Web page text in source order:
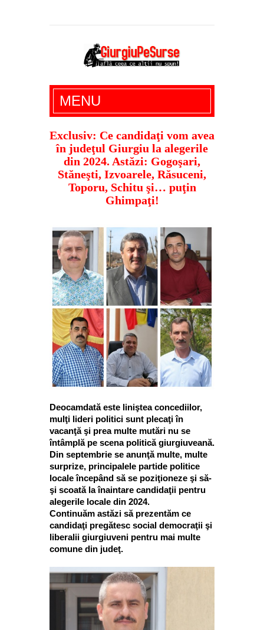
Giurgiu Pe Surse – actualitate giurgiu,
administratie giurgiu, stiri politice, social
economic, editoriale giurgiu, dezvaluiri,
soc, cancan, stiri locale
MENU
Exclusiv: Ce candidaţi vom avea
în judeţul Giurgiu la alegerile
din 2024. Astăzi: Gogoşari,
Stăneşti, Izvoarele, Răsuceni,
Toporu, Schitu şi… puţin
Ghimpaţi!
Deocamdată este liniştea concediilor,
mulţi lideri politici sunt plecaţi în
vacanţă şi prea multe mutări nu se
întâmplă pe scena politică giurgiuveană.
Din septembrie se anunţă multe, multe
surprize, principalele partide politice
locale începând să se poziţioneze şi să-
şi scoată la înaintare candidaţii pentru
alegerile locale din 2024.
Continuăm astăzi să prezentăm ce
candidaţi pregătesc social democraţii şi
liberalii giurgiuveni pentru mai multe
comune din judeţ.